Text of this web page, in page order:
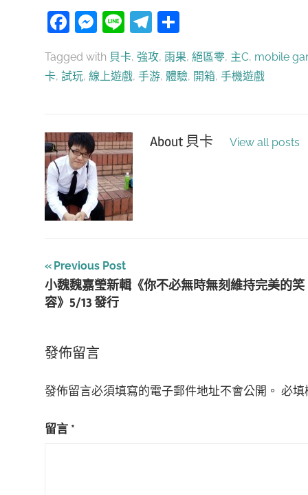
Facebook
Messenger
LineTelegram
分
Tagged with 貝卡, 強攻, 雨果, 絕區零, 主C, mobile
卡, 試玩, 線上遊戲, 手游, 體驗, 開箱, 手機遊戲
About 貝卡 View all posts
文
章
覽
Previous Post
小魏魏嘉瑩新輯《你不必無時無刻維持完美的笑
容》5/13 發行
發佈留言
發佈留言必須填寫的電子郵件地址不會公開。 必填
留言 *